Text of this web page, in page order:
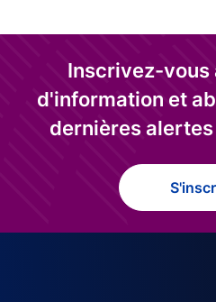
Inscrivez-vous
d'information et
dernières